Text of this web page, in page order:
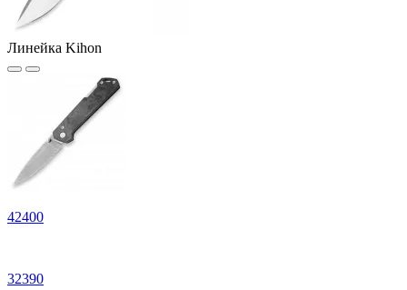
Линейка Kihon
42400
32390